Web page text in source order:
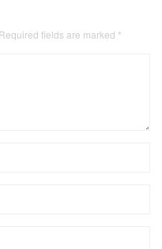
Required fields are marked *